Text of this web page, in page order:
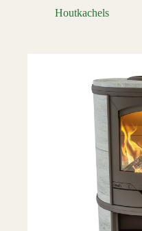
Houtkachels